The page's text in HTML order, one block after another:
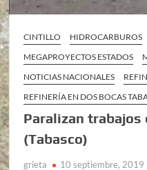
CINTILLO HIDROCARBUROS
MEGAPROYECTOS ESTADOS
NOTICIAS NACIONALES
REFINERÍA EN DOS BOCAS
Paralizan trabajos
(Tabasco)
grieta 10 septiembre, 2019